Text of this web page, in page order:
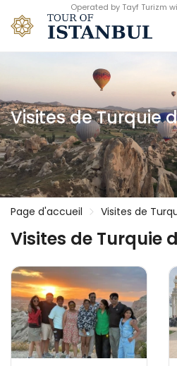
Operated by Tayf Turizm
Visites de Turquie
Page d'accueil Visites de
Visites de Turquie